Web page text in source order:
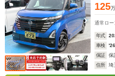
125
通常ロー
年式
車検
保証
保
住所
埼